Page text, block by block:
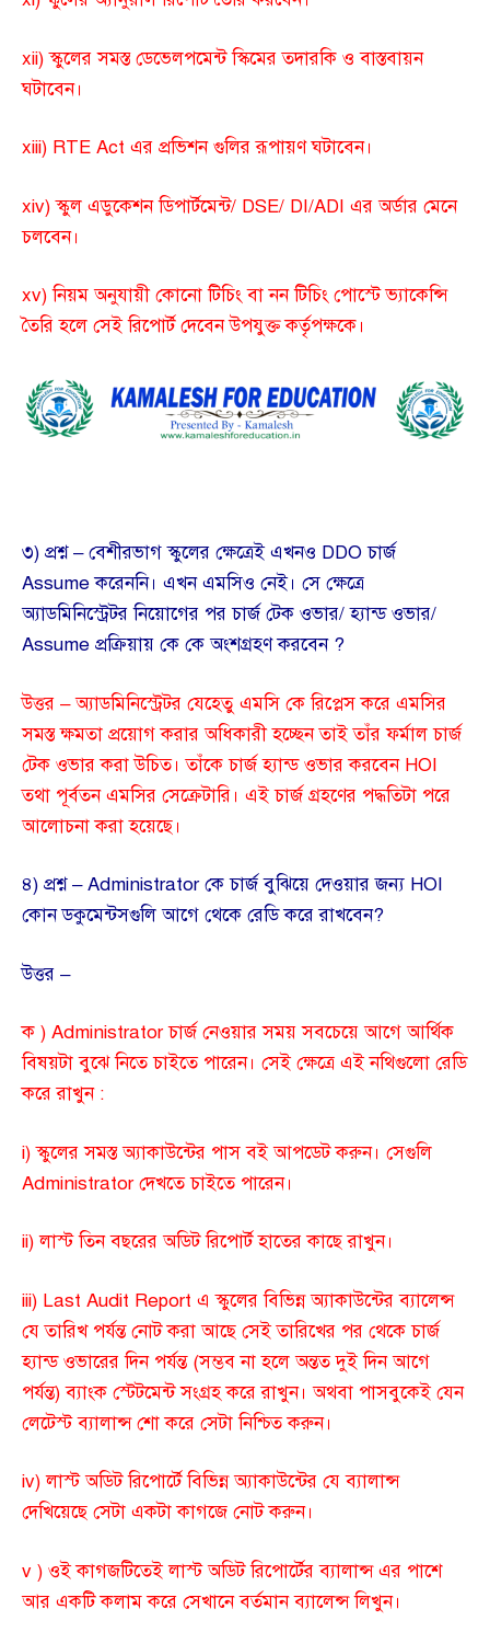
xii) স্কুলের সমস্ত ডেভেলপমেন্ট স্কিমের তদারকি ও বাস্তবায়ন
ঘটাবেন।
xiii) RTE Act এর প্রভিশন গুলির রূপায়ণ ঘটাবেন।
xiv) স্কুল এডুকেশন ডিপার্টমেন্ট/ DSE/ DI/ADI এর অর্ডার মেনে
চলবেন।
xv) নিয়ম অনুযায়ী কোনো টিচিং বা নন টিচিং পোস্টে ভ্যাকেন্সি
তৈরি হলে সেই রিপোর্ট দেবেন উপযুক্ত কর্তৃপক্ষকে।
৩) প্রশ্ন – বেশীরভাগ স্কুলের ক্ষেত্রেই এখনও DDO চার্জ
Assume করেননি। এখন এমসিও নেই। সে ক্ষেত্রে
অ্যাডমিনিস্ট্রেটর নিয়োগের পর চার্জ টেক ওভার/ হ্যান্ড ওভার/
Assume প্রক্রিয়ায় কে কে অংশগ্রহণ করবেন ?
উত্তর – অ্যাডমিনিস্ট্রেটর যেহেতু এমসি কে রিপ্লেস করে এমসির
সমস্ত ক্ষমতা প্রয়োগ করার অধিকারী হচ্ছেন তাই তাঁর ফর্মাল চার্জ
টেক ওভার করা উচিত। তাঁকে চার্জ হ্যান্ড ওভার করবেন HOI
তথা পূর্বতন এমসির সেক্রেটারি। এই চার্জ গ্রহণের পদ্ধতিটা পরে
আলোচনা করা হয়েছে।
৪) প্রশ্ন – Administrator কে চার্জ বুঝিয়ে দেওয়ার জন্য HOI
কোন ডকুমেন্টসগুলি আগে থেকে রেডি করে রাখবেন?
উত্তর –
ক ) Administrator চার্জ নেওয়ার সময় সবচেয়ে আগে আর্থিক
বিষয়টা বুঝে নিতে চাইতে পারেন। সেই ক্ষেত্রে এই নথিগুলো রেডি
করে রাখুন :
i) স্কুলের সমস্ত অ্যাকাউন্টের পাস বই আপডেট করুন। সেগুলি
Administrator দেখতে চাইতে পারেন।
ii) লাস্ট তিন বছরের অডিট রিপোর্ট হাতের কাছে রাখুন।
iii) Last Audit Report এ স্কুলের বিভিন্ন অ্যাকাউন্টের ব্যালেন্স
যে তারিখ পর্যন্ত নোট করা আছে সেই তারিখের পর থেকে চার্জ
হ্যান্ড ওভারের দিন পর্যন্ত (সম্ভব না হলে অন্তত দুই দিন আগে
পর্যন্ত) ব্যাংক স্টেটমেন্ট সংগ্রহ করে রাখুন। অথবা পাসবুকেই যেন
লেটেস্ট ব্যালান্স শো করে সেটা নিশ্চিত করুন।
iv) লাস্ট অডিট রিপোর্টে বিভিন্ন অ্যাকাউন্টের যে ব্যালান্স
দেখিয়েছে সেটা একটা কাগজে নোট করুন।
v ) ওই কাগজটিতেই লাস্ট অডিট রিপোর্টের ব্যালান্স এর পাশে
আর একটি কলাম করে সেখানে বর্তমান ব্যালেন্স লিখুন।